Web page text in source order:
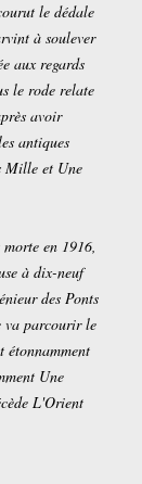
le dédale
à soulever
aux regards
le rode relate
avoir
antiques
Mille et Une
en 1916,
à dix-neuf
des Ponts
va parcourir le
étonnamment
Une
L'Orient